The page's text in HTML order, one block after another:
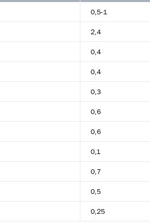
0,5-1
2,4
0,4
0,4
0,3
0,6
0,6
0,1
0,7
0,5
0,25